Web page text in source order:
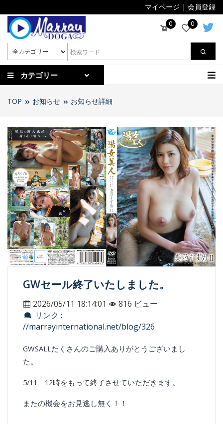
マイページ | 会員登録
0 0
カテゴリー
TOP お知らせ お知らせ詳細
GWセール終了いたしました。
2026/05/11 18:14:01
816 ビュー
リンク :
//marrayinternational.net/blog/326
GWSALLたくさんのご購入ありがとうございまし
た。
5/11 12時をもって終了させていただきます。
またの機会をお見逃し無く！！